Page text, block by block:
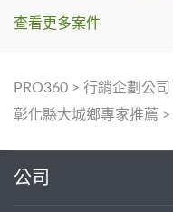
查看更多案件
PRO360 > 行銷企劃公司
彰化縣大城鄉專家推薦 >
公司